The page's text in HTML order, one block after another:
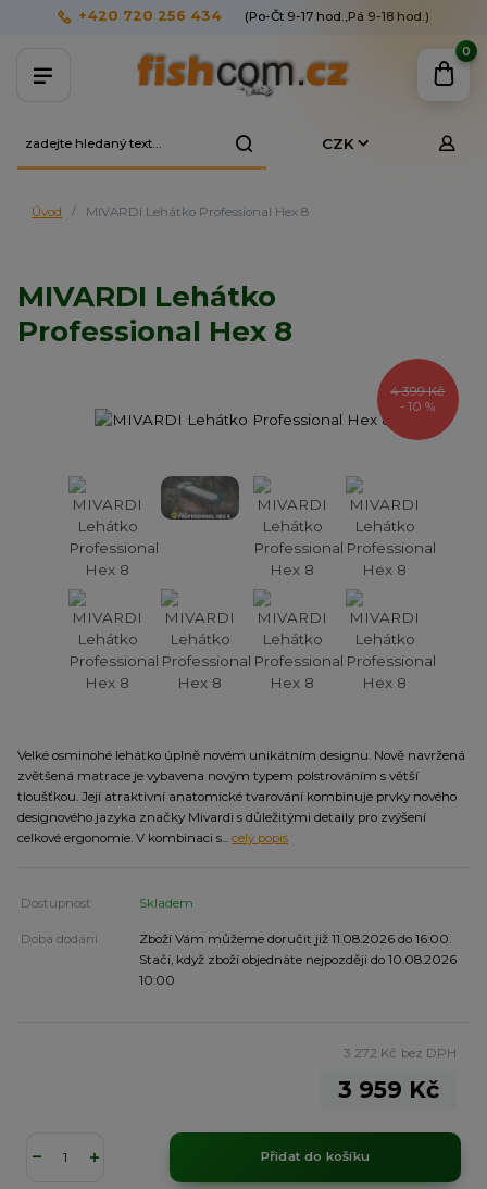
CZK
+420 720 256 434 (Po-Čt 9-17 hod.,Pá 9-18 hod.)
0
Úvod MIVARDI Lehátko Professional Hex 8
MIVARDI Lehátko
Professional Hex 8
4 399 Kč
- 10 %
Velké osminohé lehátko úplně novém unikátním designu. Nově navržená
zvětšená matrace je vybavena novým typem polstrováním s větší
tloušťkou. Její atraktivní anatomické tvarování kombinuje prvky nového
designového jazyka značky Mivardi s důležitými detaily pro zvýšení
celkové ergonomie. V kombinaci s... celý popis
Dostupnost Skladem
Doba dodání
Zboží Vám můžeme doručit již 11.08.2026 do 16:00.
Stačí, když zboží objednáte nejpozději do 10.08.2026
10:00
3 959 Kč
3 272 Kč bez DPH
Přidat do košíku